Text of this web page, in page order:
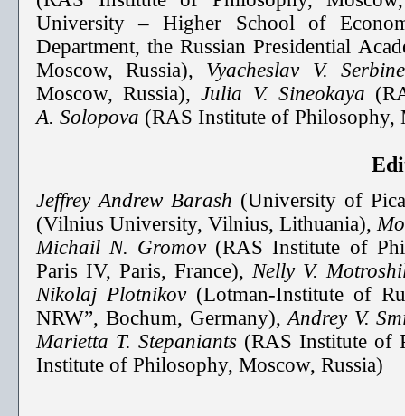
University – Higher School of
Department, the Russian Presidential
Moscow, Russia), Vyacheslav V.
Moscow, Russia),Julia V. Sineokaya
A. Solopova (RAS Institute of Philosophy,
Jeffrey Andrew Barash (University of
(Vilnius University, Vilnius, Lithuania),
Michail N. Gromov(RAS Institute of
Paris IV, Paris, France),Nelly V.
Nikolaj Plotnikov(Lotman-Institute of
NRW”, Bochum, Germany),Andrey V.
Marietta T. Stepaniants (RAS Institute of
Institute of Philosophy, Moscow, Russia)